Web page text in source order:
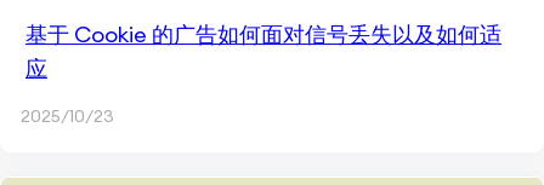
基于 Cookie 的广告如何面对信号丢失以及如何适
应
2025/10/23